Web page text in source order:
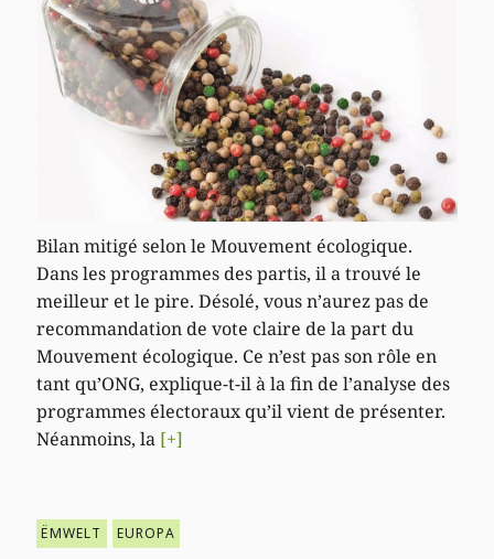
Bilan mitigé selon le Mouvement écologique.
Dans les programmes des partis, il a trouvé le
meilleur et le pire. Désolé, vous n’aurez pas de
recommandation de vote claire de la part du
Mouvement écologique. Ce n’est pas son rôle en
tant qu’ONG, explique-t-il à la fin de l’analyse des
programmes électoraux qu’il vient de présenter.
Néanmoins, la [+]
ËMWELT EUROPA